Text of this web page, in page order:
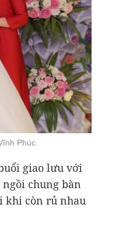
Phúc.
giao lưu với
chung bàn
khi còn rủ nhau